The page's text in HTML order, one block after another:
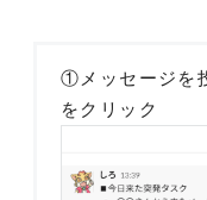
①メッセージを
をクリック